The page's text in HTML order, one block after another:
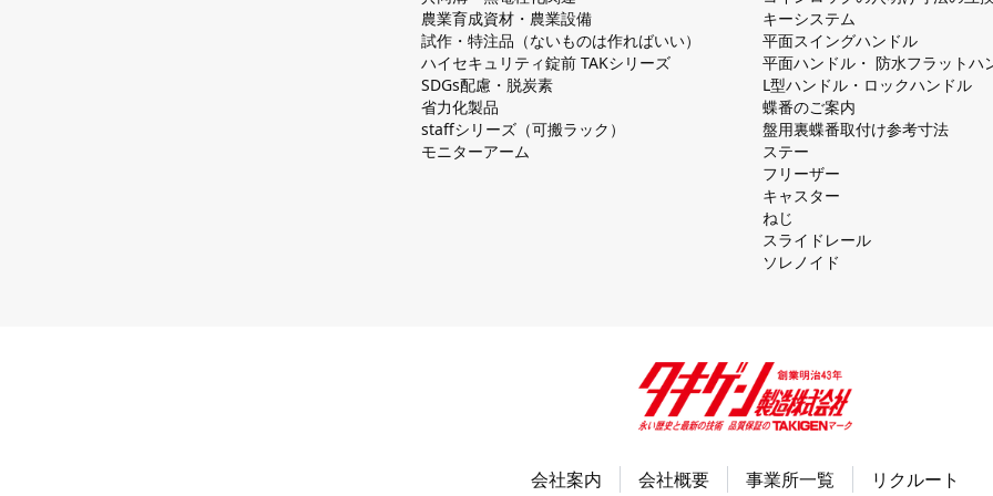
農業育成資材・農業設備
試作・特注品（ないものは作ればいい）
ハイセキュリティ錠前 TAKシリーズ
SDGs配慮・脱炭素
省力化製品
staffシリーズ（可搬ラック）
モニターアーム
キーシステム
平⾯スイングハンドル
平⾯ハンドル・ 防⽔フラットハ
L型ハンドル・ロックハンドル
蝶番のご案内
盤⽤裏蝶番取付け参考⼨法
ステー
フリーザー
キャスター
ねじ
スライドレール
ソレノイド
会社案内 会社概要 事業所一覧 リクルート